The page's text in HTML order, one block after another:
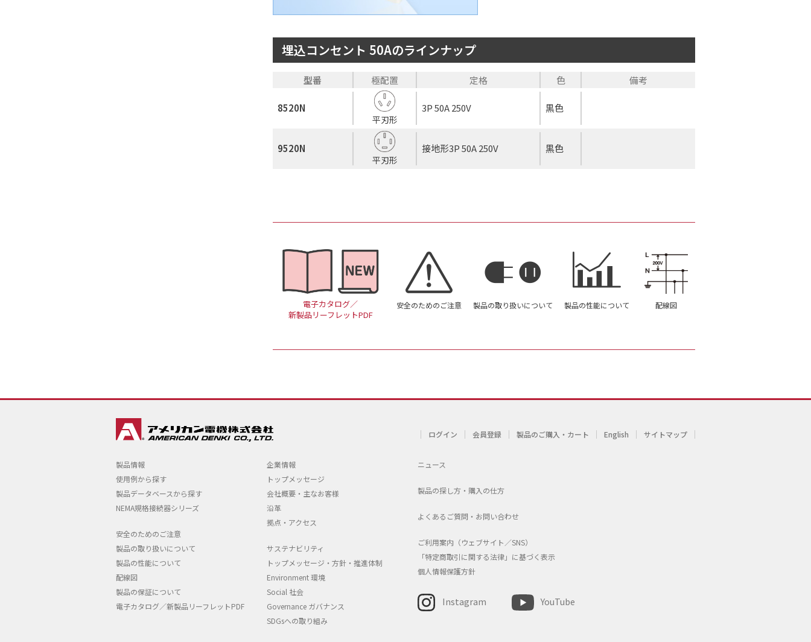
埋込コンセント 50Aのラインナップ
型番 極配置 定格 色 備考
8520N
平刃形
3P 50A 250V 黒色
9520N
平刃形
接地形3P 50A 250V 黒色
電子カタログ／
新製品リーフレットPDF
安全のためのご注意 製品の取り扱いについて 製品の性能について 配線図
ログイン 会員登録 製品のご購入・カート English サイトマップ
製品情報
使用例から探す
製品データベースから探す
NEMA規格接続器シリーズ
安全のためのご注意
製品の取り扱いについて
製品の性能について
配線図
製品の保証について
電子カタログ／新製品リーフレットPDF
企業情報
トップメッセージ
会社概要・主なお客様
沿革
拠点・アクセス
サステナビリティ
トップメッセージ・方針・推進体制
Environment 環境
Social 社会
Governance ガバナンス
SDGsへの取り組み
ニュース
製品の探し方・購入の仕方
よくあるご質問・お問い合わせ
ご利用案内（ウェブサイト／SNS）
「特定商取引に関する法律」に基づく表示
個人情報保護方針
Instagram YouTube